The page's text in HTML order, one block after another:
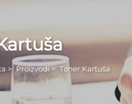
>Proizvodi> Toner Kartuša